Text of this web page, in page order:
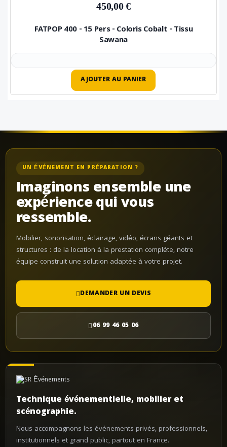
450,00 €
FATPOP 400 - 15 Pers - Coloris Cobalt - Tissu
Sawana
AJOUTER AU PANIER
UN ÉVÉNEMENT EN PRÉPARATION ?
Imaginons ensemble une
expérience qui vous
ressemble.
Mobilier, sonorisation, éclairage, vidéo, écrans géants et
structures : de la location à la prestation complète, notre
équipe construit une solution adaptée à votre projet.
DEMANDER UN DEVIS
06 99 46 05 06
Technique événementielle, mobilier et
scénographie.
Nous accompagnons les événements privés, professionnels,
institutionnels et grand public, partout en France.